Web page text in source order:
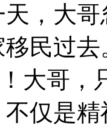
，大
民过
大哥
仅是